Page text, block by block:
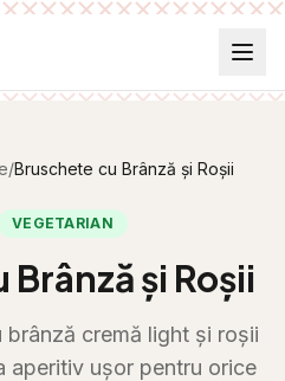
/Bruschete cu Brânză și Roșii
VEGETARIAN
și Roșii
cremă light și roșii
aperitiv ușor pentru orice